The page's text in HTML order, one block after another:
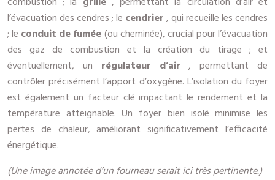
l’évacuation des cendres ; le cendrier, qui recueille les cendres
; le conduit de fumée(ou cheminée), crucial pour l’évacuation
des gaz de combustion et la création du tirage ; et
éventuellement, un régulateur d’air, permettant de
contrôler précisément l’apport d’oxygène. L’isolation du foyer
est également un facteur clé impactant le rendement et la
température atteignable. Un foyer bien isolé minimise les
pertes de chaleur, améliorant significativement l’efficacité
énergétique.
(Une image annotée d’un fourneau serait ici très pertinente.)